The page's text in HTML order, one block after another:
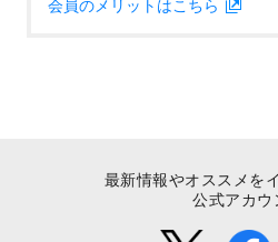
会員のメリットはこちら
最新情報やオススメを
公式アカウ